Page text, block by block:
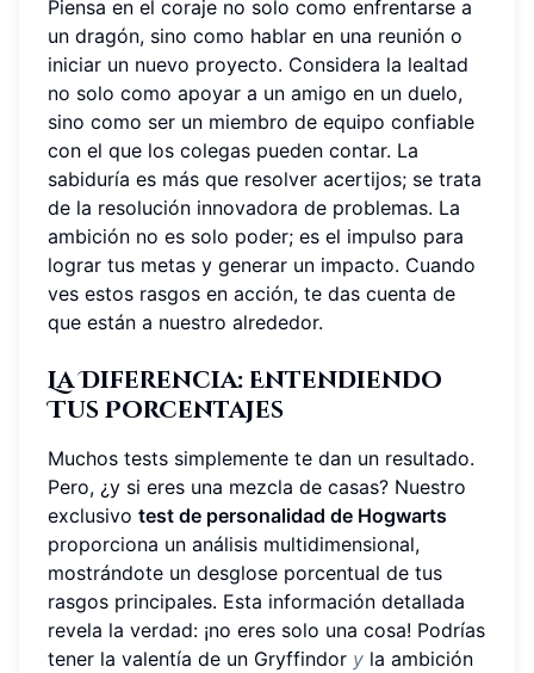
Piensa en el coraje no solo como enfrentarse a
un dragón, sino como hablar en una reunión o
iniciar un nuevo proyecto. Considera la lealtad
no solo como apoyar a un amigo en un duelo,
sino como ser un miembro de equipo confiable
con el que los colegas pueden contar. La
sabiduría es más que resolver acertijos; se trata
de la resolución innovadora de problemas. La
ambición no es solo poder; es el impulso para
lograr tus metas y generar un impacto. Cuando
ves estos rasgos en acción, te das cuenta de
que están a nuestro alrededor.
La Diferencia: Entendiendo
Tus Porcentajes
Muchos tests simplemente te dan un resultado.
Pero, ¿y si eres una mezcla de casas? Nuestro
exclusivo test de personalidad de Hogwarts
proporciona un análisis multidimensional,
mostrándote un desglose porcentual de tus
rasgos principales. Esta información detallada
revela la verdad: ¡no eres solo una cosa! Podrías
tener la valentía de un Gryffindor y la ambición